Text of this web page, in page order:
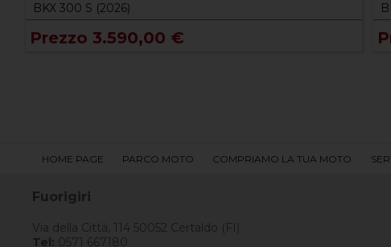
BKX 300 S (2026)
Prezzo 3.590,00 €
HOME PAGE PARCO MOTO COMPRIAMO LA TUA MOTO
Fuorigiri
Via della Città, 114 50052 Certaldo (FI)
Tel: 0571 667180